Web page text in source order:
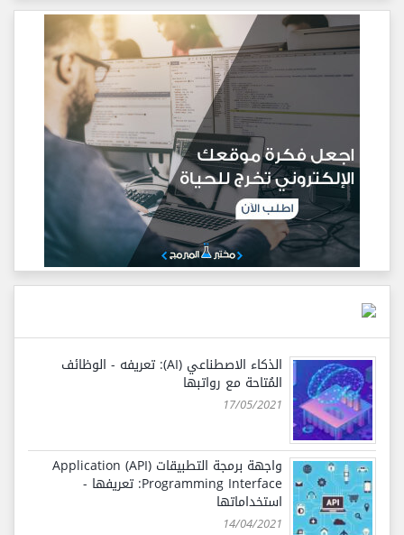
الذكاء الاصطناعي (AI): تعريفه - الوظائف
المُتاحة مع رواتبها
17/05/2021
واجهة برمجة التطبيقات (API) Application
Programming Interface: تعريفها -
استخداماتها
14/04/2021